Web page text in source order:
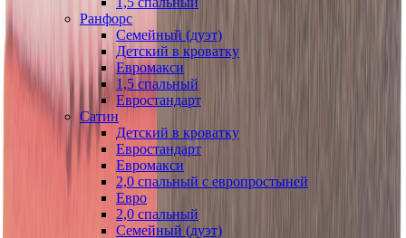
Ранфорс
Семейный (дуэт)
Детский в кроватку
Евромакси
1,5 спальный
Евростандарт
Сатин
Детский в кроватку
Евростандарт
Евромакси
2,0 спальный с европростыней
Евро
2,0 спальный
Семейный (дуэт)